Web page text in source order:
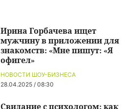
НОВОСТИ ШОУ-БИЗНЕСА
28.04.2025 / 08:30
Ирина Горбачева ищет
мужчину в приложении для
знакомств: «Мне пишут: «Я
офигел»
Свидание с психологом: как